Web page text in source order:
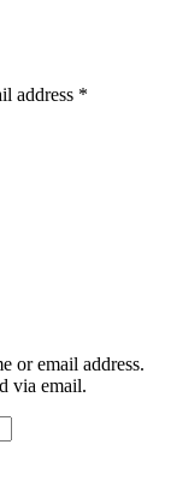
address *
or email address.
via email.